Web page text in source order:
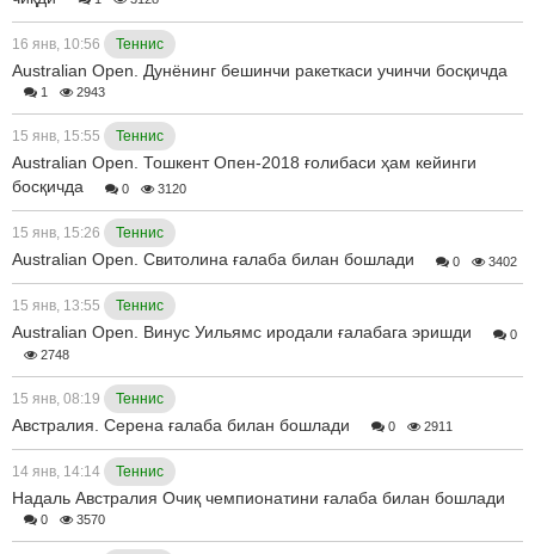
16 янв, 10:56 Теннис
Australian Open. Дунёнинг бешинчи ракеткаси учинчи босқичда
1 2943
15 янв, 15:55 Теннис
Australian Open. Тошкент Опен-2018 ғолибаси ҳам кейинги
босқичда
0 3120
15 янв, 15:26 Теннис
Australian Open. Свитолина ғалаба билан бошлади 0 3402
15 янв, 13:55 Теннис
Australian Open. Винус Уильямс иродали ғалабага эришди
0
2748
15 янв, 08:19 Теннис
Австралия. Серена ғалаба билан бошлади 0 2911
14 янв, 14:14 Теннис
Надаль Австралия Очиқ чемпионатини ғалаба билан бошлади
0 3570